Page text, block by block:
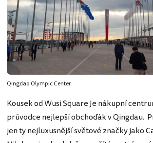
Qingdao Olympic Center
Kousek od Wusi Square Je nákupní
průvodce nejlepší obchoďák v Qingdau.
jen ty nejluxusnější světové značky jako